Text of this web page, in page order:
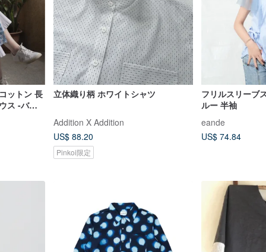
ットン 長
ス -バサ
立体織り柄 ホワイトシャツ
Addition X Addition
US$ 88.20
Pinkoi限定
フリルスリーブ
ルー 半袖
eande
US$ 74.84